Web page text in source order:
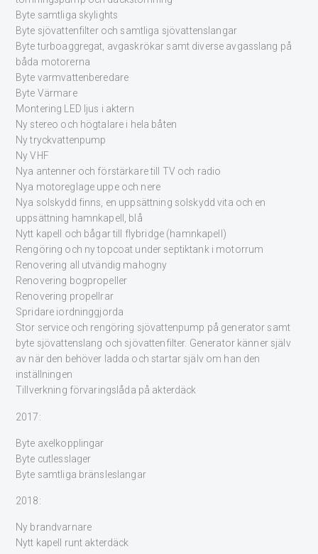
Byte samtliga skylights
Byte sjövattenfilter och samtliga sjövattenslangar
Byte turboaggregat, avgaskrökar samt diverse avgasslang på
båda motorerna
Byte varmvattenberedare
Byte Värmare
Montering LED ljus i aktern
Ny stereo och högtalare i hela båten
Ny tryckvattenpump
Ny VHF
Nya antenner och förstärkare till TV och radio
Nya motoreglage uppe och nere
Nya solskydd finns, en uppsättning solskydd vita och en
uppsättning hamnkapell, blå
Nytt kapell och bågar till flybridge (hamnkapell)
Rengöring och ny topcoat under septiktank i motorrum
Renovering all utvändig mahogny
Renovering bogpropeller
Renovering propellrar
Spridare iordninggjorda
Stor service och rengöring sjövattenpump på generator samt
byte sjövattenslang och sjövattenfilter. Generator känner själv
av när den behöver ladda och startar själv om han den
inställningen
Tillverkning förvaringslåda på akterdäck
2017:
Byte axelkopplingar
Byte cutlesslager
Byte samtliga bränsleslangar
2018:
Ny brandvarnare
Nytt kapell runt akterdäck